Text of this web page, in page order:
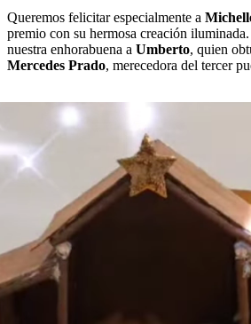
Queremos felicitar especialmente a
premio con su hermosa creación
nuestra enhorabuena a Umberto, quien
Mercedes Prado, merecedora del tercer